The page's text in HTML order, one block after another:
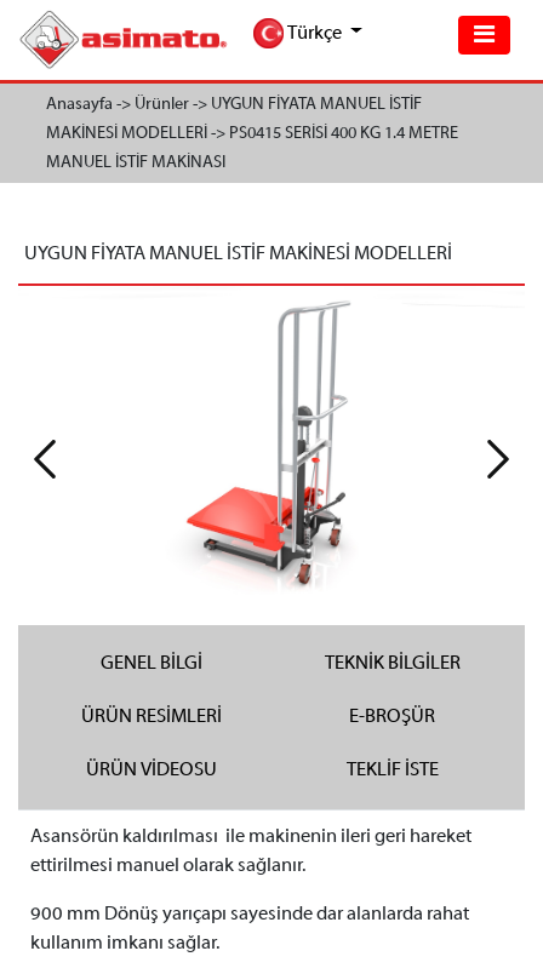
Türkçe
Anasayfa -> Ürünler -> UYGUN FİYATA MANUEL İSTİF
MAKİNESİ MODELLERİ -> PS0415 SERİSİ 400 KG 1.4 METRE
MANUEL İSTİF MAKİNASI
UYGUN FİYATA MANUEL İSTİF MAKİNESİ MODELLERİ
GENEL BİLGİ TEKNİK BİLGİLER
ÜRÜN RESİMLERİ E-BROŞÜR
ÜRÜN VİDEOSU TEKLİF İSTE
Asansörün kaldırılması ile makinenin ileri geri hareket
ettirilmesi manuel olarak sağlanır.
900 mm Dönüş yarıçapı sayesinde dar alanlarda rahat
kullanım imkanı sağlar.